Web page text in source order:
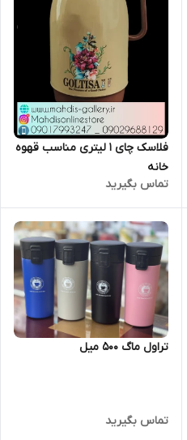
فلاسک چای 1 لیتری مناسب قهوه
خانه
تماس بگیرید
تراول ماگ 500 میل
تماس بگیرید